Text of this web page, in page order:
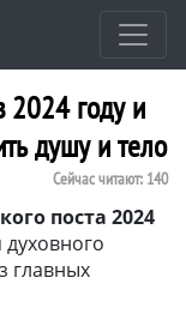
2024 году и
душу и тело
Сейчас читают: 140
поста 2024
духовного
главных